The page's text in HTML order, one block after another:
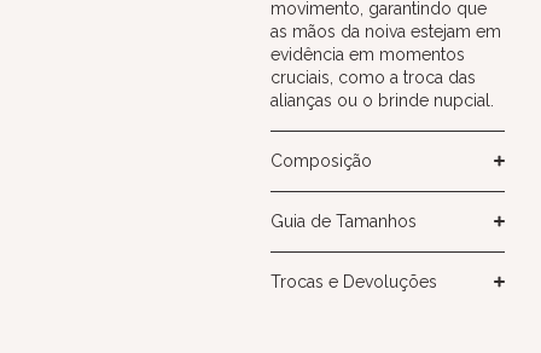
movimento, garantindo que
as mãos da noiva estejam em
evidência em momentos
cruciais, como a troca das
alianças ou o brinde nupcial.
Composição
Guia de Tamanhos
Trocas e Devoluções